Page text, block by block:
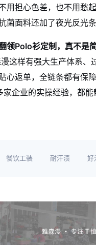
担心色差，也不用愁
菌面料还加了夜光反光
领Polo衫定制，真不是
这样有强大生产体系、
心返单，全链条都有保
家企业的实操经验，都
餐饮工装 耐汗渍 好